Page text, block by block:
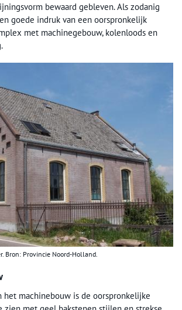
bewaard gebleven. Als zodanig
goede indruk van een oorspronkelijk
met machinegebouw, kolenloods en
Bron: Provincie Noord-Holland.
het machinebouw is de oorspronkelijke